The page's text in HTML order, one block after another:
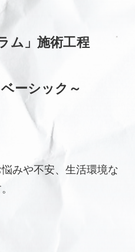
ム」施術工程
ーシック～
みや不安、生活環境な